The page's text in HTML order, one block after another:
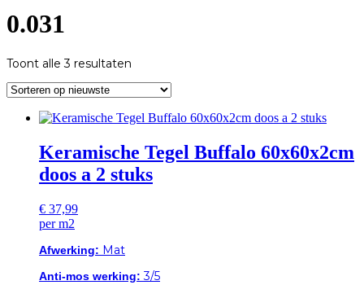
0.031
Toont alle 3 resultaten
nieuwste
Keramische Tegel Buffalo 60x60x2cm
doos a 2 stuks
€ 37,99
per m2
Afwerking: Mat
Anti-mos werking: 3/5